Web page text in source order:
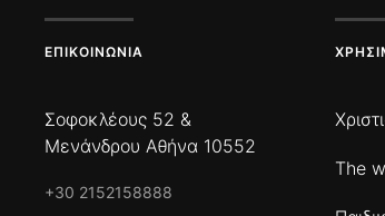
ΕΠΙΚΟΙΝΩΝΊΑ
Σοφοκλέους 52 &
Μενάνδρου Αθήνα 10552
+30 2152158888
The